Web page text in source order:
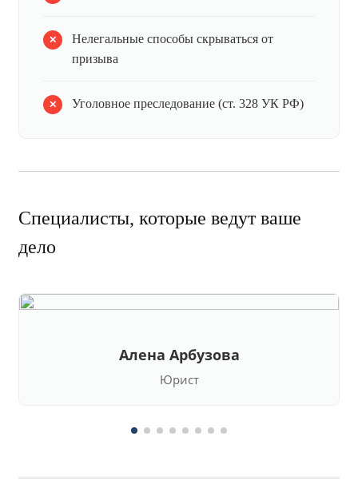
Нелегальные способы скрываться от
призыва
Уголовное преследование (ст. 328 УК РФ)
Специалисты, которые ведут ваше
дело
Алена Арбузова
Юрист